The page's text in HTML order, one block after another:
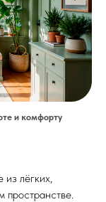
и комфорту
лёгких,
пространстве.